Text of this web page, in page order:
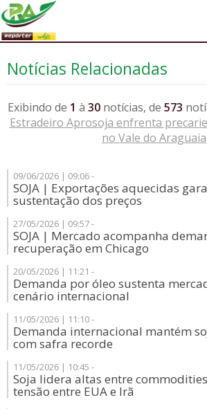
Notícias Relacionadas
Exibindo de 1 à 30notícias, de 573
Estradeiro Aprosoja enfrenta
no Vale do Araguaia:
09/06/2026 | 09:06 -
SOJA | Exportações aquecidas
sustentação dos preços
27/05/2026 | 09:57 -
SOJA | Mercado acompanha
recuperação em Chicago
20/05/2026 | 11:21 -
Demanda por óleo sustenta
cenário internacional
11/05/2026 | 11:10 -
Demanda internacional mantém
com safra recorde
11/05/2026 | 10:45 -
Soja lidera altas entre
tensão entre EUA e Irã